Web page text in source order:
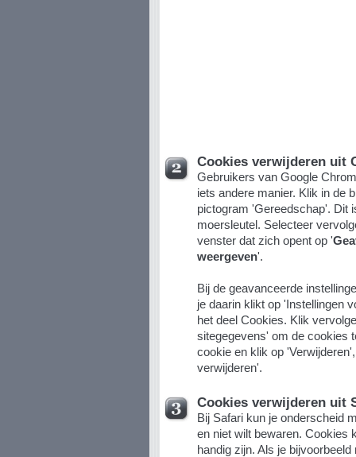
Cookies verwijderen uit
Gebruikers van Google
iets andere manier. Klik in de
pictogram 'Gereedschap'. Dit
moersleutel. Selecteer
venster dat zich opent op '
weergeven'.
Bij de geavanceerde
je daarin klikt op 'Instellingen
het deel Cookies. Klik
sitegegevens' om de cookies
cookie en klik op
verwijderen'.
Cookies verwijderen uit
Bij Safari kun je onderscheid
en niet wilt bewaren. Cookies
handig zijn. Als je